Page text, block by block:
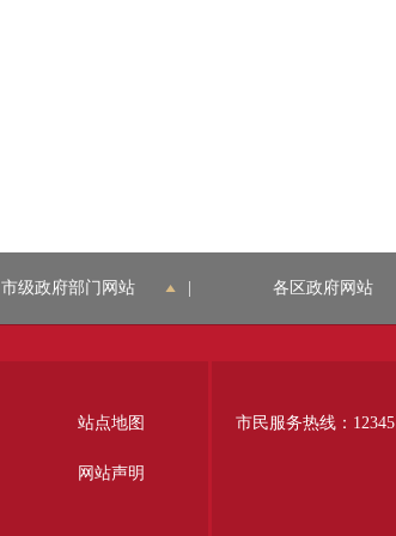
市级政府部门网站 各区政府网站
站点地图
网站声明
市民服务热线：12345